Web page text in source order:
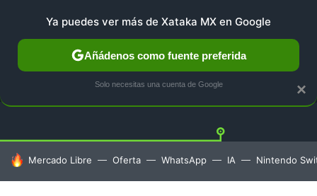
GUÍA DE COMPRAS MERCADO LIBRE
HOY SE HABLA DE
Mercado Libre Oferta WhatsApp IA Nintendo
×
Ya puedes ver más de Xataka MX en Google
Añádenos como fuente preferida
Solo necesitas una cuenta de Google